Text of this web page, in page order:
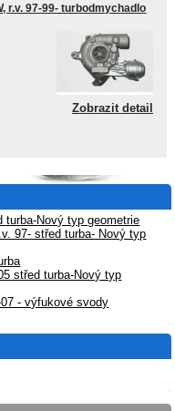
r.v. 97-99- turbodmychadlo
Zobrazit detail
turba-Nový typ geometrie
97- střed turba- Nový typ
střed turba-Nový typ
- výfukové svody